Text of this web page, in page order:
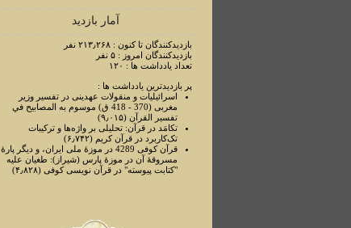
آمار بازدید
بازدیدکنندگان تا کنون : ۲۱۳٫۲۶۸ نفر
بازدیدکنندگان امروز : ۵ نفر
تعداد یادداشت ها : ۱۲۰
پر بازدیدترین یادداشت ها :
اسرائیلیات و منقولات عهدینی در تفسیر وزیر
مغربی (370 - 418 ق) موسوم به المصابیح في
تفسیر القرآن (۹٫۰۱۵)
تکامَد در قرآن: تحلیلی بر واژه‌ها و ترکیبات
تک‌کاربرد در قرآن کریم (۶٫۷۴۲)
قرآن کوفی 4289 در موزۀ ملی ایران، و دیگر پارۀ
مسروقۀ آن در موزۀ پارس (شیراز): طغیان علیه
"کتابت پیوسته" در قرآن نویسی کوفی (۴٫۸۲۸)